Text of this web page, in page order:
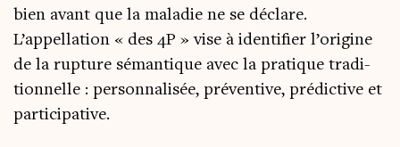
bien avant que la mala­die ne se déclare.
L’appellation « des 4P » vise à iden­ti­fier l’origine
de la rup­ture séman­tique avec la pra­tique tra­di­
tion­nelle : per­son­na­li­sée, pré­ven­tive, pré­dic­tive et
participative.